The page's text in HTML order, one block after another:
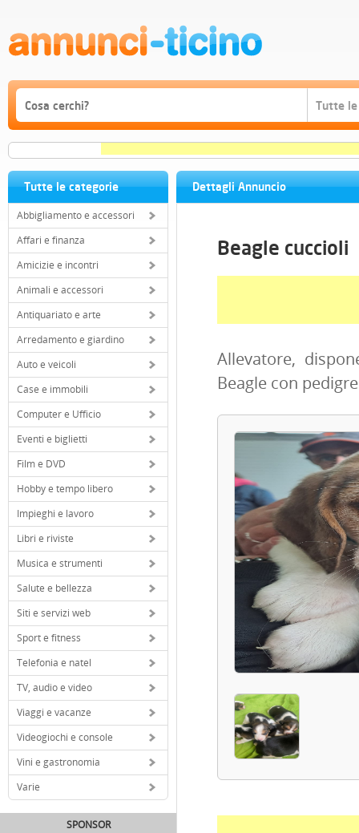
Tutte le categorie
Abbigliamento e accessori
Affari e finanza
Amicizie e incontri
Animali e accessori
Antiquariato e arte
Arredamento e giardino
Auto e veicoli
Case e immobili
Computer e Ufficio
Eventi e biglietti
Film e DVD
Hobby e tempo libero
Impieghi e lavoro
Libri e riviste
Musica e strumenti
Salute e bellezza
Siti e servizi web
Sport e fitness
Telefonia e natel
TV, audio e video
Viaggi e vacanze
Videogiochi e console
Vini e gastronomia
Varie
SPONSOR
Dettagli Annuncio
Beagle cuccioli
Allevatore,
Beagle con